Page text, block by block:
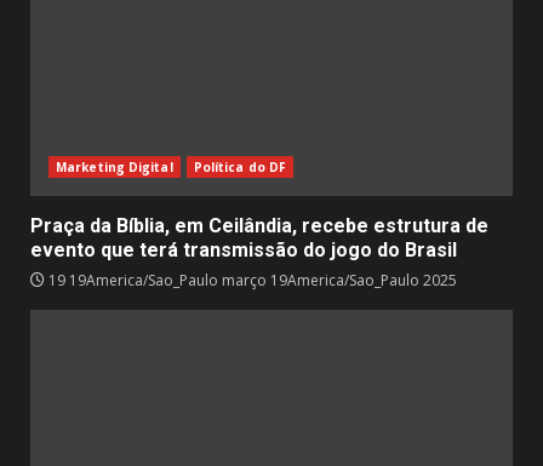
Marketing Digital Política do DF
Praça da Bíblia, em Ceilândia, recebe estrutura de
evento que terá transmissão do jogo do Brasil
19 19America/Sao_Paulo março 19America/Sao_Paulo 2025